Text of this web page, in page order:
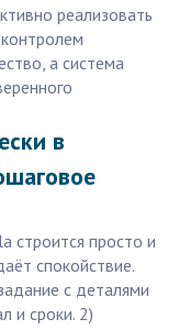
реализовать
а система
в
строится просто и
спокойствие.
с деталями
и сроки. 2)